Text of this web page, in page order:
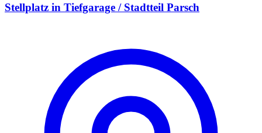
Stellplatz in Tiefgarage / Stadtteil Parsch